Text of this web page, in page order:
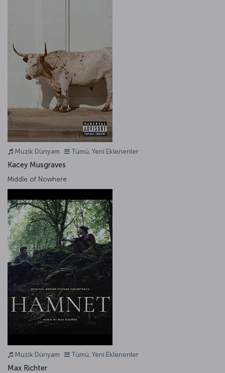
Muzik Dünyam Tümü, Yeni Eklenenler
Kacey Musgraves
Middle of Nowhere
Muzik Dünyam Tümü, Yeni Eklenenler
Max Richter